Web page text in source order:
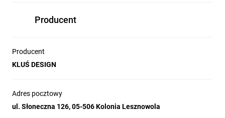
Producent
Producent
KLUŚ DESIGN
Adres pocztowy
ul. Słoneczna 126, 05-506 Kolonia Lesznowola